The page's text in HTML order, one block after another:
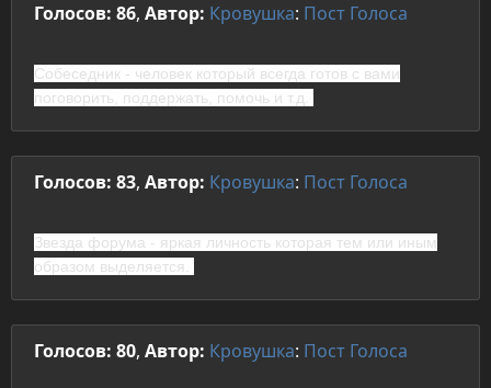
Голосов: 86, Автор: Кровушка: Пост Голоса
Собеседник - человек который всегда готов с вами
поговорить, поддержать, помочь и т.д.
Голосов: 83, Автор: Кровушка: Пост Голоса
Звезда форума - яркая личность которая тем или иным
образом выделяется.
Голосов: 80, Автор: Кровушка: Пост Голоса